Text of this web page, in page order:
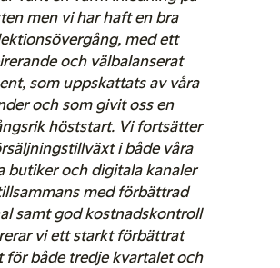
men vi har haft en bra
med ett
och välbalanserat
som uppskattats av våra
och som givit oss en
höststart. Vi fortsätter
i både våra
butiker och digitala kanaler
med förbättrad
samt god kostnadskontroll
vi ett starkt förbättrat
för både tredje kvartalet och